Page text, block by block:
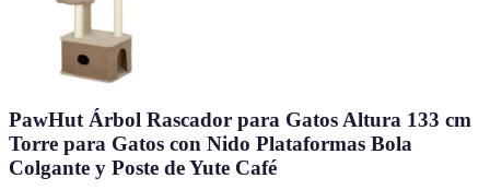
PawHut Árbol Rascador para Gatos Altura 133 cm
Torre para Gatos con Nido Plataformas Bola
Colgante y Poste de Yute Café